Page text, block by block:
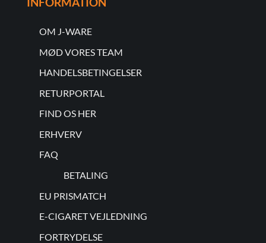
OM J-WARE
MØD VORES TEAM
HANDELSBETINGELSER
RETURPORTAL
FIND OS HER
ERHVERV
FAQ
BETALING
EU PRISMATCH
E-CIGARET VEJLEDNING
FORTRYDELSE